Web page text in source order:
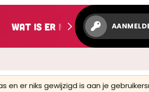
Wat is er nieuw
er niks gewijzigd is aan je